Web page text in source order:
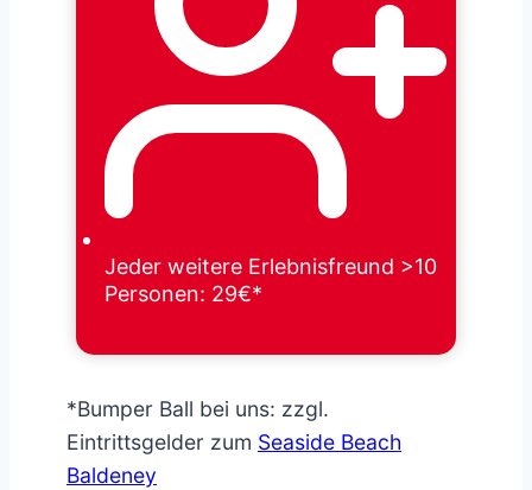
Jeder weitere Erlebnisfreund >10
Personen: 29€*
*Bumper Ball bei uns: zzgl.
Eintrittsgelder zum Seaside Beach
Baldeney